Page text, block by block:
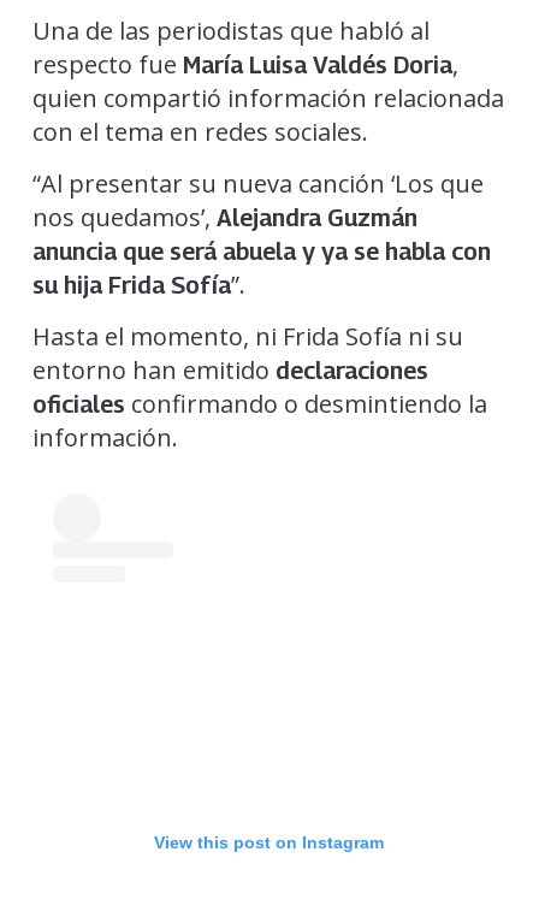
Una de las periodistas que habló al
respecto fue María Luisa Valdés Doria,
quien compartió información relacionada
con el tema en redes sociales.
“Al presentar su nueva canción ‘Los que
nos quedamos’, Alejandra Guzmán
anuncia que será abuela y ya se habla con
su hija Frida Sofía”.
Hasta el momento, ni Frida Sofía ni su
entorno han emitido declaraciones
oficiales confirmando o desmintiendo la
información.
View this post on Instagram